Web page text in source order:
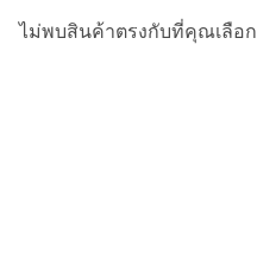
ไม่พบสินค้าตรงกับที่คุณเลือก